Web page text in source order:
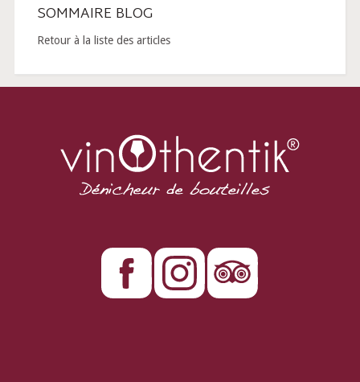
SOMMAIRE BLOG
Retour à la liste des articles